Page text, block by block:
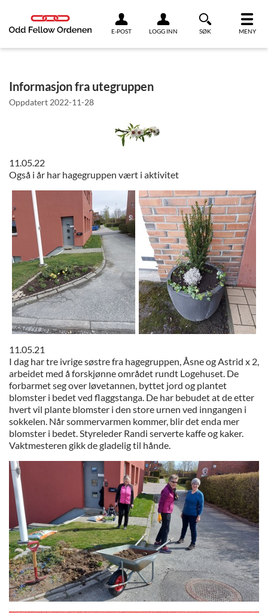
E-POST LOGG INN SØK MENY
Informasjon fra utegruppen
Oppdatert 2022-11-28
11.05.22
Også i år har hagegruppen vært i aktivitet
11.05.21
I dag har tre ivrige søstre fra hagegruppen, Åsne og Astrid x 2,
arbeidet med å forskjønne området rundt Logehuset. De
forbarmet seg over løvetannen, byttet jord og plantet
blomster i bedet ved flaggstanga. De har bebudet at de etter
hvert vil plante blomster i den store urnen ved inngangen i
sokkelen. Når sommervarmen kommer, blir det enda mer
blomster i bedet. Styreleder Randi serverte kaffe og kaker.
Vaktmesteren gikk de gladelig til hånde.